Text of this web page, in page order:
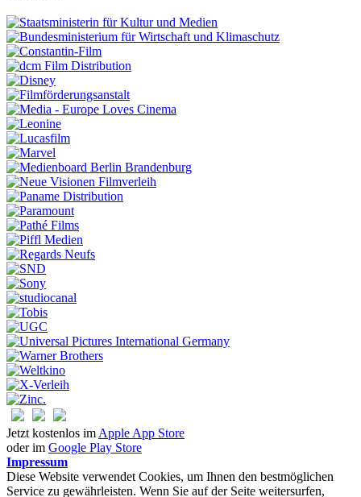
Jetzt kostenlos im Apple App Store
oder im Google Play Store
Impressum
Diese Website verwendet Cookies, um Ihnen den bestmöglichen
Service zu gewährleisten. Wenn Sie auf der Seite weitersurfen,